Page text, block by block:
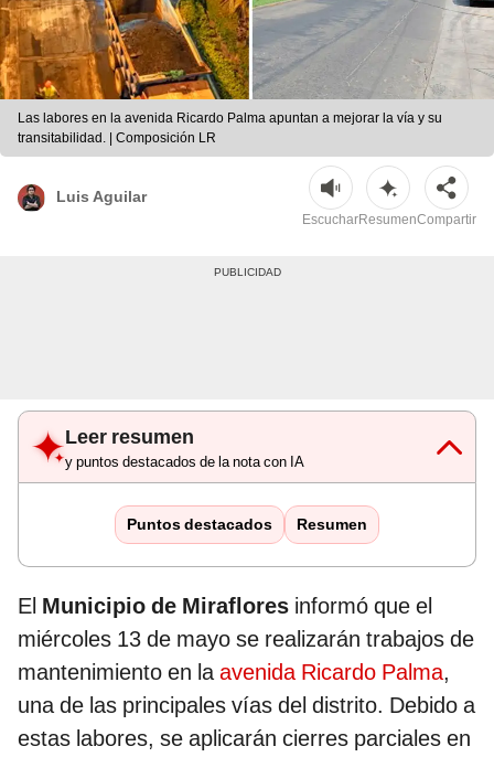
Las labores en la avenida Ricardo Palma apuntan a mejorar la vía y su
transitabilidad. | Composición LR
Luis Aguilar
EscucharResumenCompartir
Leer resumen
y puntos destacados de la nota con IA
Puntos destacados Resumen
El Municipio de Miraflores informó que el
miércoles 13 de mayo se realizarán trabajos de
mantenimiento en laavenida Ricardo Palma,
una de las principales vías del distrito. Debido a
estas labores, se aplicarán cierres parciales en